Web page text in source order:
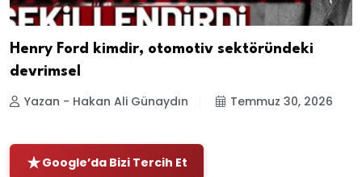
Henry Ford kimdir, otomotiv sektöründeki
devrimsel
Yazan - Hakan Ali Günaydın Temmuz 30, 2026
Google’da Bizi Tercih Et